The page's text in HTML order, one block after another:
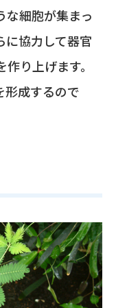
な細胞が集まっ
に協力して器官
り上げます。
形成するので